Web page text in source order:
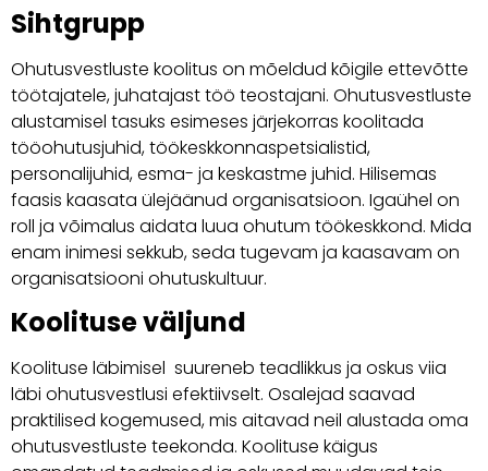
Sihtgrupp
Ohutusvestluste koolitus on mõeldud kõigile ettevõtte
töötajatele, juhatajast töö teostajani. Ohutusvestluste
alustamisel tasuks esimeses järjekorras koolitada
tööohutusjuhid, töökeskkonnaspetsialistid,
personalijuhid, esma- ja keskastme juhid. Hilisemas
faasis kaasata ülejäänud organisatsioon. Igaühel on
roll ja võimalus aidata luua ohutum töökeskkond. Mida
enam inimesi sekkub, seda tugevam ja kaasavam on
organisatsiooni ohutuskultuur.
Koolituse väljund
Koolituse läbimisel suureneb teadlikkus ja oskus viia
läbi ohutusvestlusi efektiivselt. Osalejad saavad
praktilised kogemused, mis aitavad neil alustada oma
ohutusvestluste teekonda. Koolituse käigus